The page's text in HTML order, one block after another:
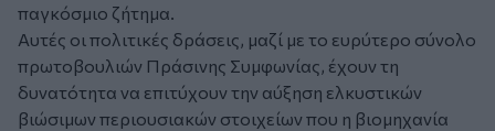
παγκόσμιο ζήτημα.
Αυτές οι πολιτικές δράσεις, μαζί με το ευρύτερο σύνολο
πρωτοβουλιών Πράσινης Συμφωνίας, έχουν τη
δυνατότητα να επιτύχουν την αύξηση ελκυστικών
βιώσιμων περιουσιακών στοιχείων που η βιομηχανία